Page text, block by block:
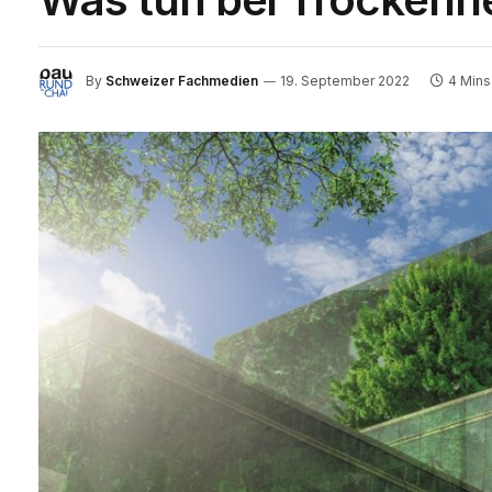
By Schweizer Fachmedien 19. September 2022 4